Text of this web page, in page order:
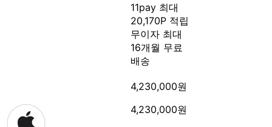
11pay 최대
20,170P 적립
무이자 최대
16개월 무료
배송
4,230,000원
4,230,000원